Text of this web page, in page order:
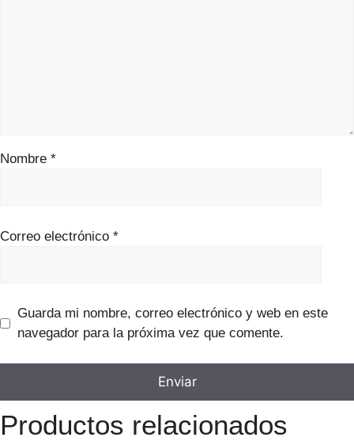
Nombre *
Correo electrónico *
Guarda mi nombre, correo electrónico y web en este
navegador para la próxima vez que comente.
Productos relacionados